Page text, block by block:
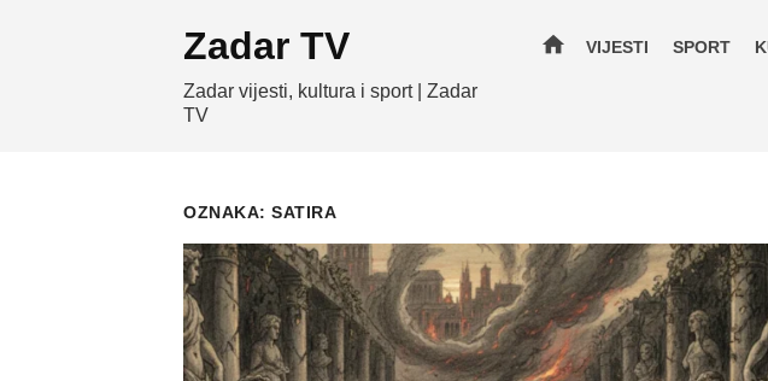
Zadar TV
Zadar vijesti, kultura i sport | Zadar
TV
home VIJESTI SPORT
OZNAKA: SATIRA